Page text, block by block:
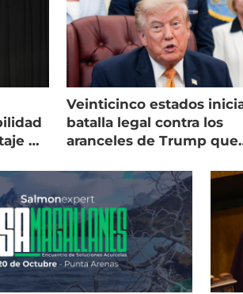
de
Veinticinco estados
batalla legal contra los
aranceles de Trump que